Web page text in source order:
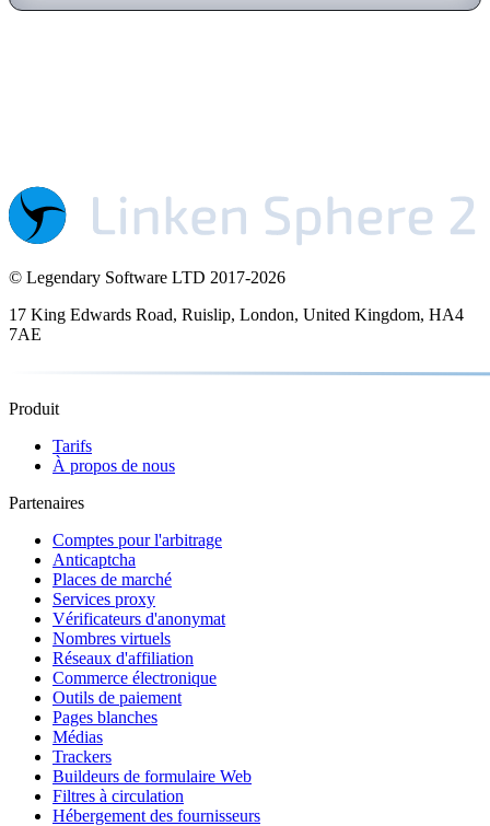
© Legendary Software LTD 2017-2026
17 King Edwards Road, Ruislip, London, United Kingdom, HA4
7AE
Produit
Tarifs
À propos de nous
Partenaires
Comptes pour l'arbitrage
Anticaptcha
Places de marché
Services proxy
Vérificateurs d'anonymat
Nombres virtuels
Réseaux d'affiliation
Commerce électronique
Outils de paiement
Pages blanches
Médias
Trackers
Buildeurs de formulaire Web
Filtres à circulation
Hébergement des fournisseurs